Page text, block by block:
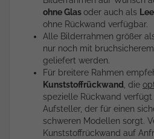
ohne Glasoder auch als
ohne Rückwand verfügbar.
Alle Bilderrahmen größer
nur noch mit
geliefert werden.
Für breitere Rahmen
Kunststoffrückwand , die
spezielle Rückwand
Aufsteller, der für einen
schweren Modellen sorgt.
Kunststoffrückwand auf